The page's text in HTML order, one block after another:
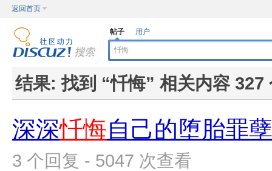
返回首页
帖子 用户
结果:找到 “忏悔” 相关内容 327
深深忏悔自己的堕胎罪孽
3 个回复 - 5047 次查看